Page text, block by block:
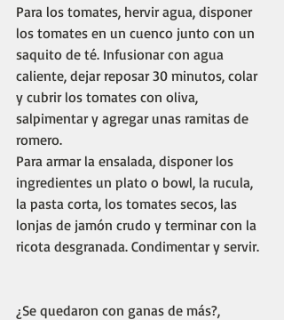
Para los tomates, hervir agua, disponer
los tomates en un cuenco junto con un
saquito de té. Infusionar con agua
caliente, dejar reposar 30 minutos, colar
y cubrir los tomates con oliva,
salpimentar y agregar unas ramitas de
romero.
Para armar la ensalada, disponer los
ingredientes un plato o bowl, la rucula,
la pasta corta, los tomates secos, las
lonjas de jamón crudo y terminar con la
ricota desgranada. Condimentar y servir.
¿Se quedaron con ganas de más?,